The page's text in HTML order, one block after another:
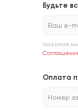
Будьте
Ваш e-
Нажимая
Соглашения
Оплата
Номер